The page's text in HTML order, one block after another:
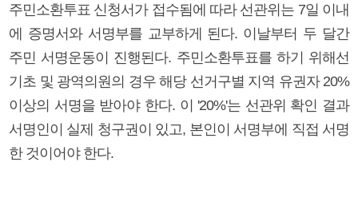
주민소환투표 신청서가 접수됨에 따라 선관위는 7일 이내
에 증명서와 서명부를 교부하게 된다. 이날부터 두 달간
주민 서명운동이 진행된다. 주민소환투표를 하기 위해선
기초 및 광역의원의 경우 해당 선거구별 지역 유권자 20%
이상의 서명을 받아야 한다. 이 '20%'는 선관위 확인 결과
서명인이 실제 청구권이 있고, 본인이 서명부에 직접 서명
한 것이어야 한다.